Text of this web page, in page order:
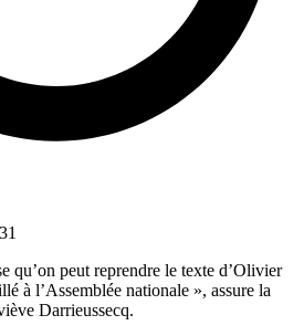
qu’on peut reprendre le texte d’Olivier
à l’Assemblée nationale », assure la
Darrieussecq.